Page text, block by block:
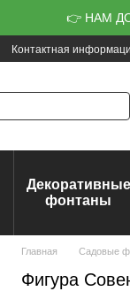
👉 НАМ
Контактная
Декоративные
фонтаны
Главная Садовые
Фигура